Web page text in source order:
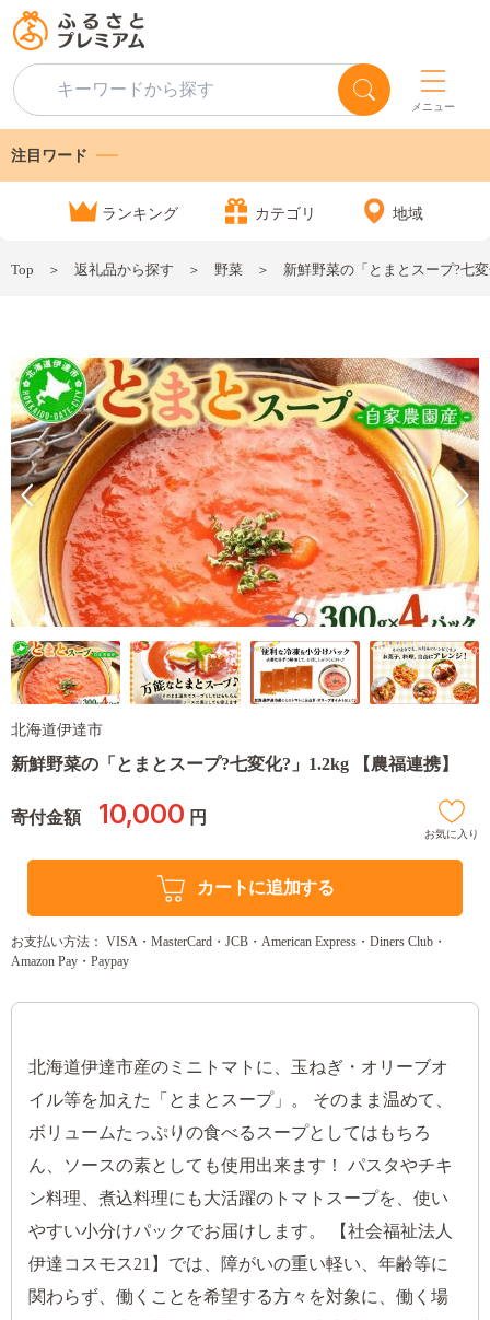
メニュー
注目ワード
ランキング カテゴリ 地域
Top 返礼品から探す 野菜 新鮮野菜の「とまとスープ?七
北海道伊達市
新鮮野菜の「とまとスープ?七変化?」1.2kg 【農福連携】
寄付金額 10,000 円
お気に入り
カートに追加する
お支払い方法： VISA・MasterCard・JCB・American Express・Diners Club・
Amazon Pay・Paypay
北海道伊達市産のミニトマトに、玉ねぎ・オリーブオ
イル等を加えた「とまとスープ」。 そのまま温めて、
ボリュームたっぷりの食べるスープとしてはもちろ
ん、ソースの素としても使用出来ます！ パスタやチキ
ン料理、煮込料理にも大活躍のトマトスープを、使い
やすい小分けパックでお届けします。 【社会福祉法人
伊達コスモス21】では、障がいの重い軽い、年齢等に
関わらず、働くことを希望する方々を対象に、働く場